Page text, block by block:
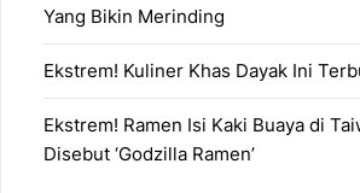
Yang Bikin Merinding
Ekstrem! Kuliner Khas Dayak Ini
Ekstrem! Ramen Isi Kaki Buaya di
Disebut ‘Godzilla Ramen’